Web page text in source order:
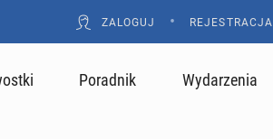
ZALOGUJ • REJESTRACJA
Poradnik Wydarzenia